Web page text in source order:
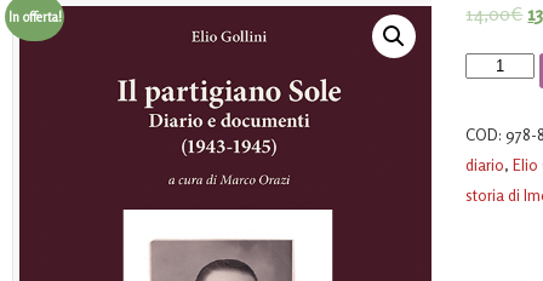
In offerta! 14,00€
Sole
quantità
COD:978-
diario,Elio
storia di